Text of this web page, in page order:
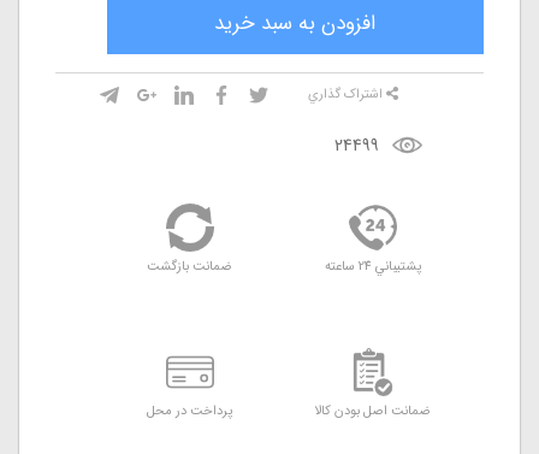
افزودن به سبد خريد
24499
اشتراک گذاري
پشتيباني 24 ساعته ضمانت بازگشت
ضمانت اصل بودن کالا پرداخت در محل